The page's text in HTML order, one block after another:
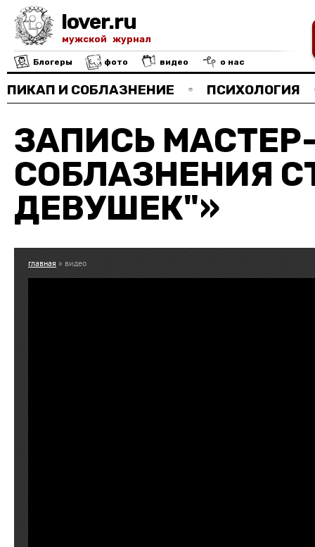
lover.ru
мужской журнал
Блогеры фото видео о нас
ПИКАП И СОБЛАЗНЕНИЕ ПСИХОЛОГИЯ
ЗАПИСЬ
СОБЛАЗНЕНИЯ
ДЕВУШЕК"»
главная » видео